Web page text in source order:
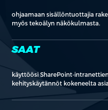
ohjaamaan sisällöntuottajia
myös tekoälyn näkökulmasta.
SAAT
käyttöösi SharePoint-
kehityskäytännöt kokeneelta